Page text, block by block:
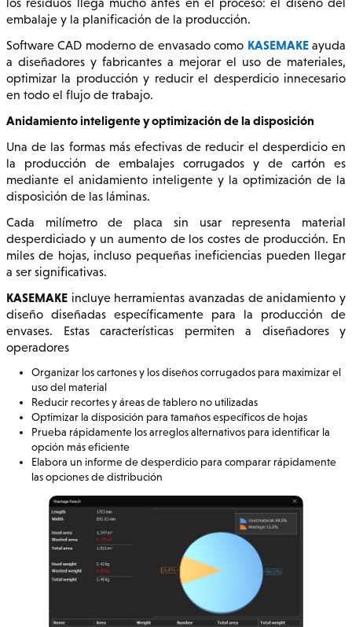
embalaje y la planificación de la producción.
Software CAD moderno de envasado como KASEMAKEayuda
a diseñadores y fabricantes a mejorar el uso de materiales,
optimizar la producción y reducir el desperdicio innecesario
en todo el flujo de trabajo.
Anidamiento inteligente y optimización de la disposición
Una de las formas más efectivas de reducir el desperdicio en
la producción de embalajes corrugados y de cartón es
mediante el anidamiento inteligente y la optimización de la
disposición de las láminas.
Cada milímetro de placa sin usar representa material
desperdiciado y un aumento de los costes de producción. En
miles de hojas, incluso pequeñas ineficiencias pueden llegar
a ser significativas.
KASEMAKE incluye herramientas avanzadas de anidamiento y
diseño diseñadas específicamente para la producción de
envases. Estas características permiten a diseñadores y
operadores
Organizar los cartones y los diseños corrugados para maximizar el
uso del material
Reducir recortes y áreas de tablero no utilizadas
Optimizar la disposición para tamaños específicos de hojas
Prueba rápidamente los arreglos alternativos para identificar la
opción más eficiente
Elabora un informe de desperdicio para comparar rápidamente
las opciones de distribución